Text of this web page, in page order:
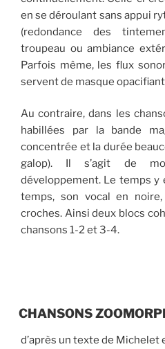
en se déroulant sans appui
(redondance des
troupeau ou ambiance
Parfois même, les flux
servent de masque opacifiant
Au contraire, dans les
habillées par la bande
concentrée et la durée
galop). Il s’agit de
développement. Le temps y
temps, son vocal en
croches. Ainsi deux blocs
chansons 1-2 et 3-4.
CHANSONS
d’après un texte de Michelet